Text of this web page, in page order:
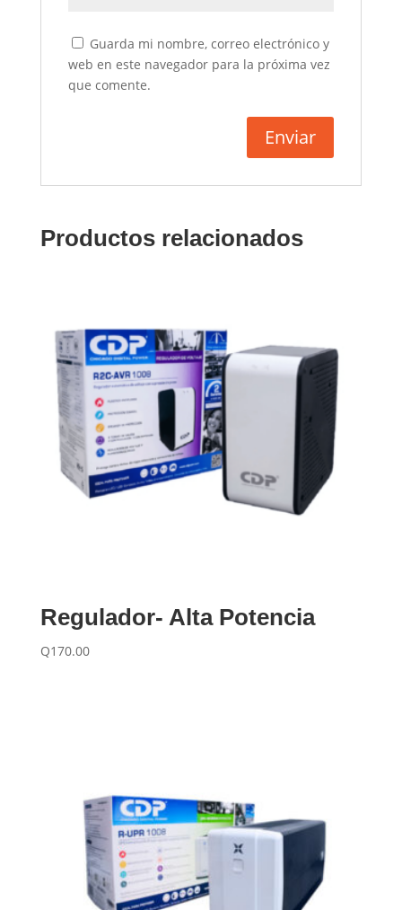
Guarda mi nombre, correo electrónico y
web en este navegador para la próxima vez
que comente.
Productos relacionados
Regulador- Alta Potencia
Q170.00